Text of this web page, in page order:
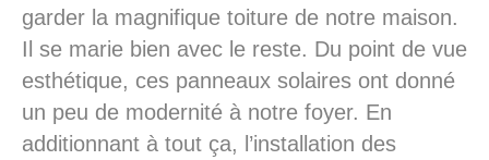
garder la magnifique toiture de notre maison.
Il se marie bien avec le reste. Du point de vue
esthétique, ces panneaux solaires ont donné
un peu de modernité à notre foyer. En
additionnant à tout ça, l’installation des